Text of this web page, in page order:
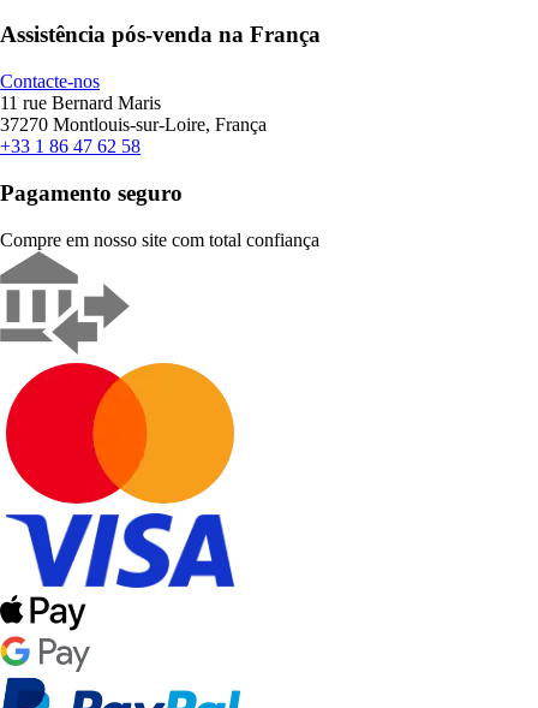
Assistência pós-venda na França
Contacte-nos
11 rue Bernard Maris
37270 Montlouis-sur-Loire, França
+33 1 86 47 62 58
Pagamento seguro
Compre em nosso site com total confiança